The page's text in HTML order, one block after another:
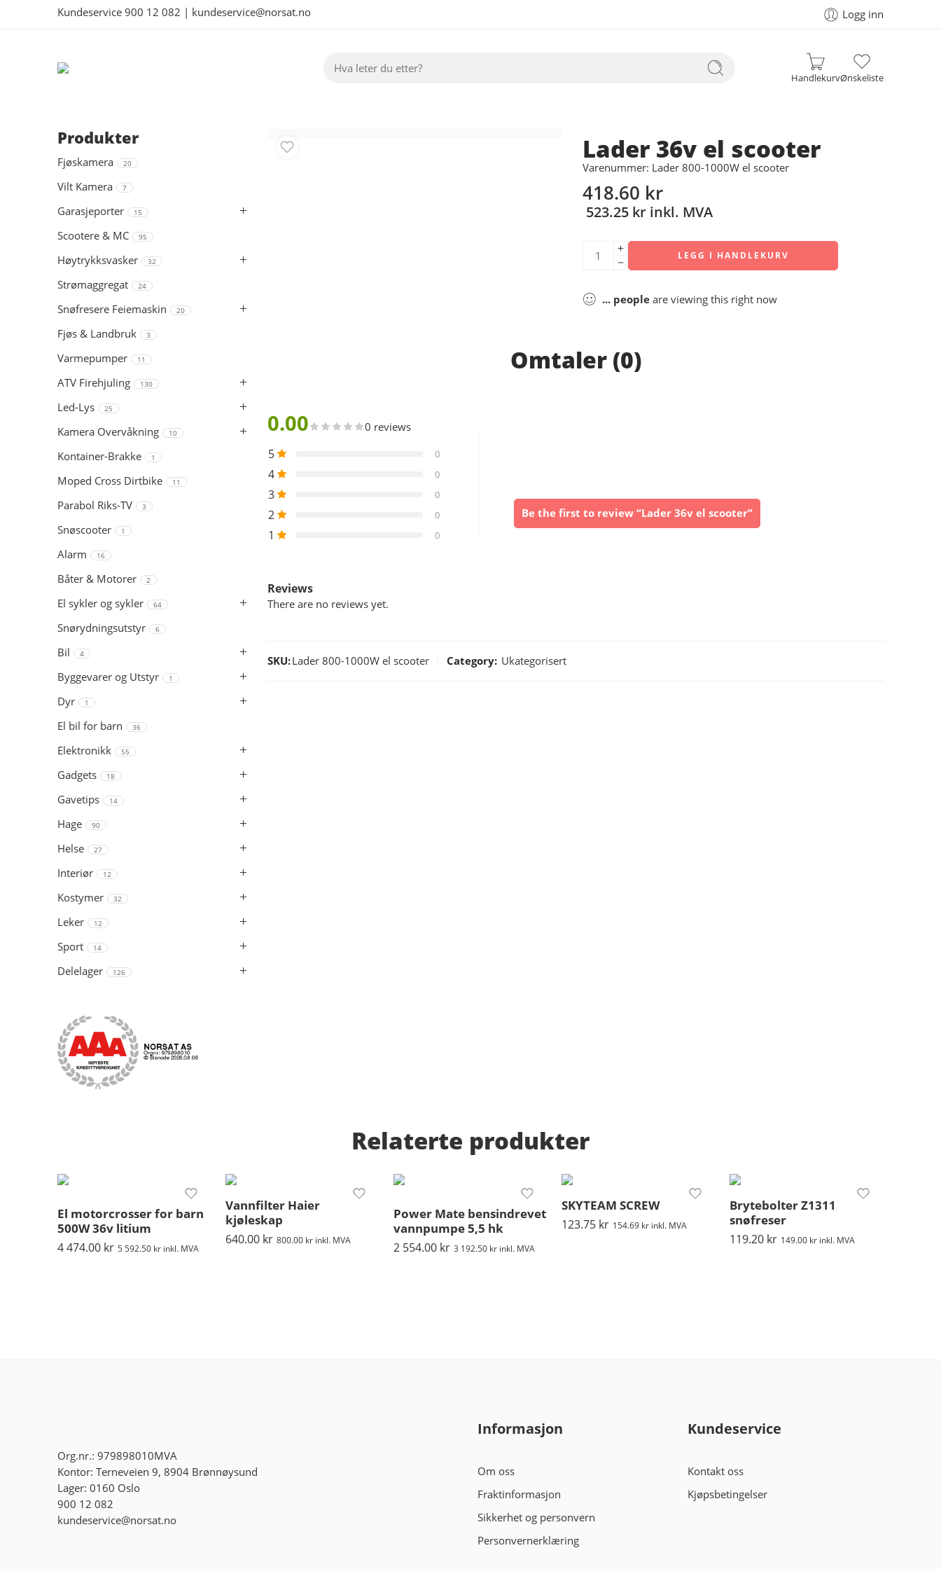
Kundeservice 900 12 082 | kundeservice@norsat.no Logg inn
HandlekurvØnskeliste
Lader 36v el scooter
Varenummer: Lader 800-1000W el scooter
418.60 kr
523.25 kr inkl. MVA
LEGG I HANDLEKURV
... people are viewing this right now
Omtaler (0)
0.00 0 reviews
5 0
4 0
3 0
2 0
1 0
Be the first to review “Lader 36v el scooter”
Reviews
There are no reviews yet.
SKU:Lader 800-1000W el scooter Category: Ukategorisert
Produkter
Fjøskamera 20
Vilt Kamera 7
Garasjeporter 15
Scootere & MC 95
Høytrykksvasker 32
Strømaggregat 24
Snøfresere Feiemaskin 20
Fjøs & Landbruk 3
Varmepumper 11
ATV Firehjuling 130
Led-Lys 25
Kamera Overvåkning 10
Kontainer-Brakke 1
Moped Cross Dirtbike 11
Parabol Riks-TV 3
Snøscooter 1
Alarm 16
Båter & Motorer 2
El sykler og sykler 64
Snørydningsutstyr 6
Bil 4
Byggevarer og Utstyr 1
Dyr 1
El bil for barn 36
Elektronikk 55
Gadgets 18
Gavetips 14
Hage 90
Helse 27
Interiør 12
Kostymer 32
Leker 12
Sport 14
Delelager 126
Relaterte produkter
El motorcrosser for barn
500W 36v litium
4 474.00 kr 5 592.50 kr inkl. MVA
Vannfilter Haier
kjøleskap
640.00 kr 800.00 kr inkl. MVA
Power Mate bensindrevet
vannpumpe 5,5 hk
2 554.00 kr 3 192.50 kr inkl. MVA
SKYTEAM SCREW
123.75 kr 154.69 kr inkl. MVA
Brytebolter Z1311
snøfreser
119.20 kr 149.00 kr inkl. MVA
Org.nr.: 979898010MVA
Kontor: Terneveien 9, 8904 Brønnøysund
Lager: 0160 Oslo
900 12 082
kundeservice@norsat.no
Informasjon
Om oss
Fraktinformasjon
Sikkerhet og personvern
Personvernerklæring
Kundeservice
Kontakt oss
Kjøpsbetingelser